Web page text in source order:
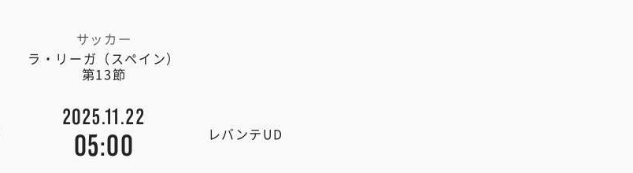
サッカー
ラ・リーガ（スペイン）
第13節
2025.11.22
05:00 レバンテUD